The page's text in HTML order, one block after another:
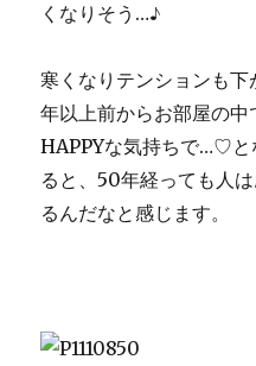
くなりそう…♪
寒くなりテンションも
年以上前からお部屋の
HAPPYな気持ちで…♡と
ると、50年経っても人
るんだなと感じます。